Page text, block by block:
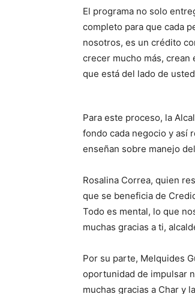
El programa no solo
completo para que cada
nosotros, es un crédito
crecer mucho más, crean
que está del lado de
Para este proceso, la
fondo cada negocio y así
enseñan sobre manejo
Rosalina Correa, quien
que se beneficia de
Todo es mental, lo que
muchas gracias a ti,
Por su parte, Melquides
oportunidad de impulsar
muchas gracias a Char y